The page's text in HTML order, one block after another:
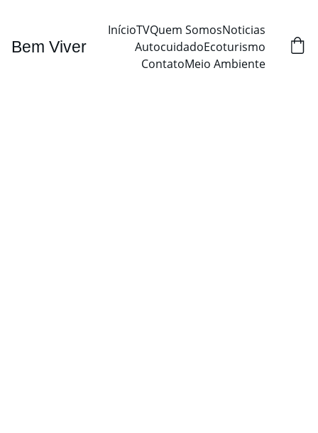
Bem Viver
InícioTVQuem SomosNoticias
AutocuidadoEcoturismo
ContatoMeio Ambiente